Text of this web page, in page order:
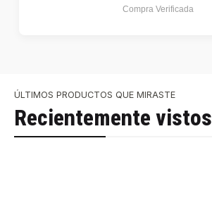
Compra Verificada
ÚLTIMOS PRODUCTOS QUE MIRASTE
Recientemente vistos